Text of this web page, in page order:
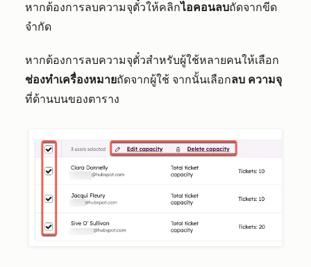
หากต้องการลบความจุตั๋วให้คลิกไอคอนลบถัดจากขีด
จำกัด
หากต้องการลบความจุตั๋วสำหรับผู้ใช้หลายคนให้เลือก
ช่องทำเครื่องหมายถัดจากผู้ใช้ จากนั้นเลือกลบ ความจุ
ที่ด้านบนของตาราง